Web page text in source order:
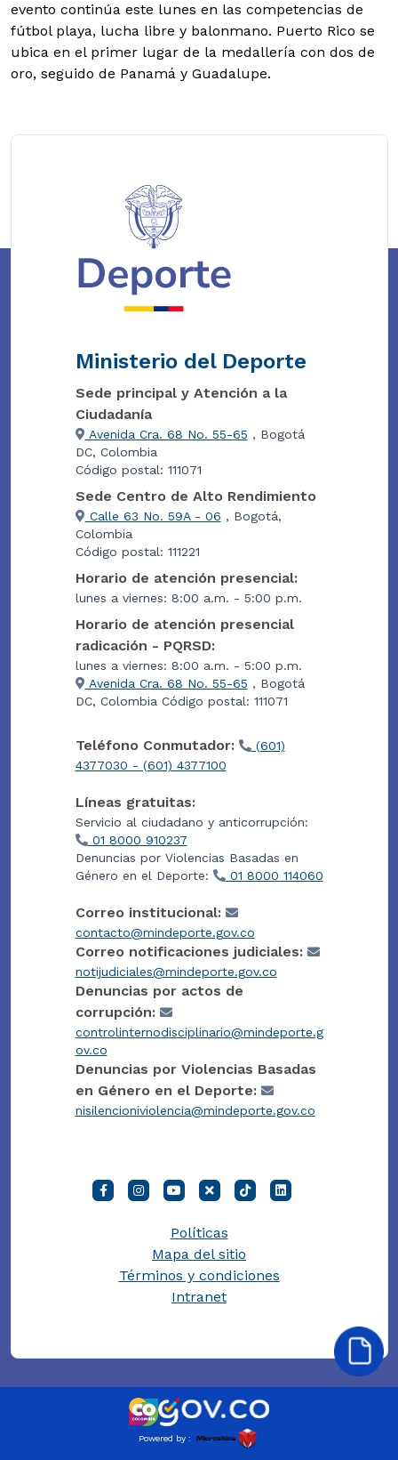
evento continúa este lunes en las competencias de
fútbol playa, lucha libre y balonmano. Puerto Rico se
ubica en el primer lugar de la medallería con dos de
oro, seguido de Panamá y Guadalupe.
Ministerio del Deporte
Sede principal y Atención a la
Ciudadanía
Avenida Cra. 68 No. 55-65 , Bogotá
DC, Colombia
Código postal: 111071
Sede Centro de Alto Rendimiento
Calle 63 No. 59A - 06 , Bogotá,
Colombia
Código postal: 111221
Horario de atención presencial:
lunes a viernes: 8:00 a.m. - 5:00 p.m.
Horario de atención presencial
radicación - PQRSD:
lunes a viernes: 8:00 a.m. - 5:00 p.m.
Avenida Cra. 68 No. 55-65 , Bogotá
DC, Colombia Código postal: 111071
Teléfono Conmutador:
(601)
4377030 - (601) 4377100
Líneas gratuitas:
Servicio al ciudadano y anticorrupción:
01 8000 910237
Denuncias por Violencias Basadas en
Género en el Deporte:
01 8000 114060
Correo institucional:
contacto@mindeporte.gov.co
Correo notificaciones judiciales:
notijudiciales@mindeporte.gov.co
Denuncias por actos de
corrupción:
controlinternodisciplinario@mindeporte.g
ov.co
Denuncias por Violencias Basadas
en Género en el Deporte:
nisilencioniviolencia@mindeporte.gov.co
Políticas
Mapa del sitio
Términos y condiciones
Intranet
Powered by :